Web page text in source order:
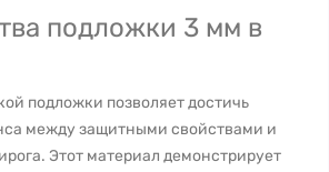
подложки 3 мм в
подложки позволяет достичь
между защитными свойствами и
Этот материал демонстрирует